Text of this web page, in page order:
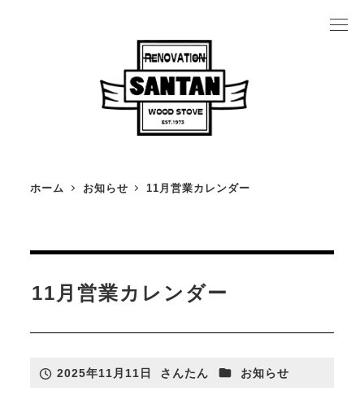
設置の流れ
薪ストーブにかかるお金のこと
ホーム お知らせ 11月営業カレンダー
11月営業カレンダー
投稿日
2025年11月11日
著
さんたん カテゴリー
お知らせ